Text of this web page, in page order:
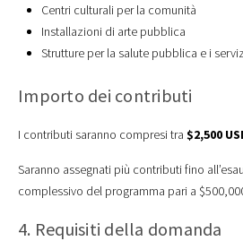
Centri culturali per la comunità
Installazioni di arte pubblica
Strutture per la salute pubblica e i
Importo dei contributi
I contributi saranno compresi tra $2,500
Saranno assegnati più contributi fino
complessivo del programma pari a
4. Requisiti della domanda